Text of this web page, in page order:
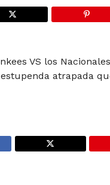
VS los
atrapada